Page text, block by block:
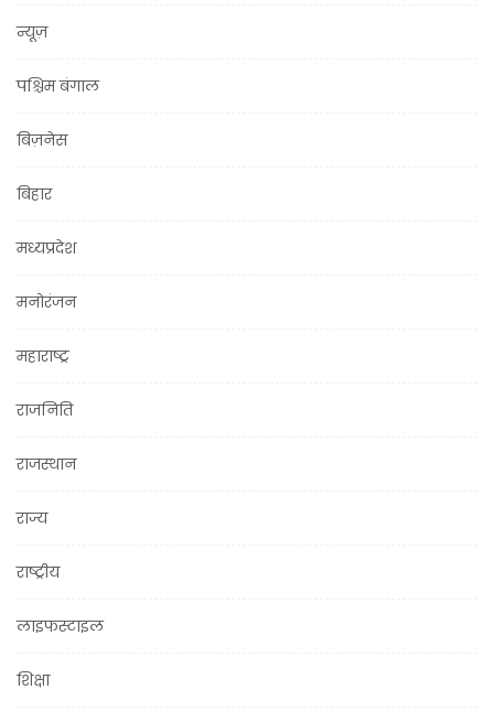
न्यूज़
पश्चिम बंगाल
बिज़नेस
बिहार
मध्यप्रदेश
मनोरंजन
महाराष्ट्र
राजनिति
राजस्थान
राज्य
राष्ट्रीय
लाइफस्टाइल
शिक्षा